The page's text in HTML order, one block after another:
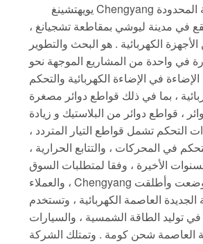
يويهتشينغ Chengyang الأجهزة الكهربائية المحدودة
في مدينة ليوشي بمقاطعة تشجيانغ ،
الكهربائية . هو البحث والتطوير
في واحدة من المشاريع الموجهة نحو
في الإضاءة الكهربائية والتحكم
، بما في ذلك قواطع دوائر مصغرة
، قواطع دوائر من البلاستيك و زيادة
التحكم تشمل قواطع التيار المتردد ،
في المحركات ، والتتابع الحرارية ،
الأخيرة ، وفقا لمتطلبات السوق
والعملاء ، Chengyang الكهربائية وضعت وأطلقت
العاصمة الكهربائية ، وتستخدم
توليد الطاقة الشمسية ، والسيارات
العاصمة شحن كومة . وتمتلك الشركة